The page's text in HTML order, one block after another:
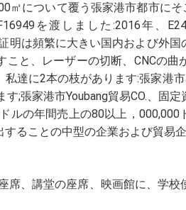
㎡について覆う張家港市都市に
を渡しました:2016年、
明は頻繁に大きい国内および外
と、レーザーの切断、CNCの
達に2本の枝があります:張家港
す;張家港市Youbang貿易CO.、固
ルの年間売上の80以上，
ることの中型の企業および貿易企
席、講堂の座席、映画館に、学